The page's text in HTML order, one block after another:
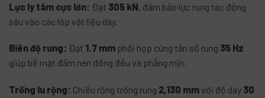
Lực ly tâm cực lớn: Đạt 305 kN, đảm bảo lực rung tác động
sâu vào các lớp vật liệu dày.
Biên độ rung: Đạt 1.7 mm phối hợp cùng tần số rung 35 Hz
giúp bề mặt đầm nén đồng đều và phẳng mịn.
Trống lu rộng: Chiều rộng trống rung 2,130 mm với độ dày 30